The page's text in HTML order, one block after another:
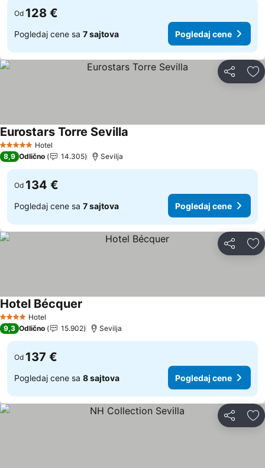
Od 128 €
Pogledaj cene sa 7 sajtova Pogledaj cene
Deli
5 ZvezdiceHotel
Eurostars Torre Sevilla
8,9 Odlično 14.305 Sevilja
Od 134 €
Pogledaj cene sa 7 sajtova Pogledaj cene
Deli
4 ZvezdiceHotel
Hotel Bécquer
9,3 Odlično 15.902 Sevilja
Od 137 €
Pogledaj cene sa 8 sajtova Pogledaj cene
Deli